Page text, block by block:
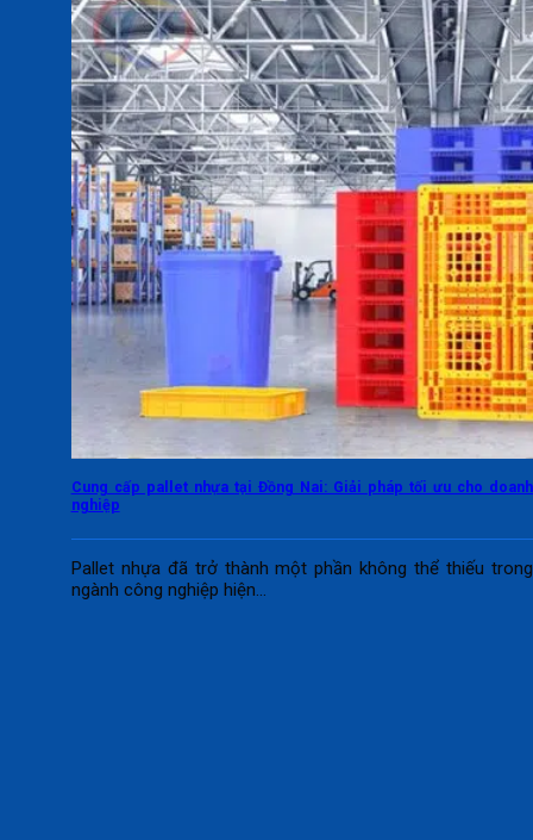
Cung cấp pallet nhựa tại Đồng Nai: Giải pháp tối ưu cho doanh
nghiệp
Pallet nhựa đã trở thành một phần không thể thiếu trong
ngành công nghiệp hiện...